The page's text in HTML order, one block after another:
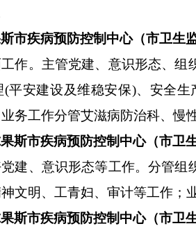
市疾病预防控制中心（市卫生
作。主管党建、意识形态、
(平安建设及维稳安保)、安全生
务工作分管艾滋病防治科、慢
斯市疾病预防控制中心（市卫
建、意识形态等工作。分管
文明、工青妇、审计等工作；
斯市疾病预防控制中心（市卫